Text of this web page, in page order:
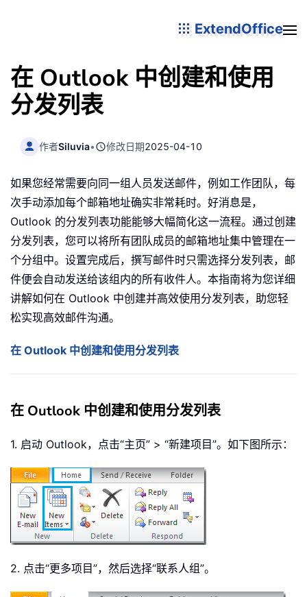
ExtendOffice
在 Outlook 中创建和使用
分发列表
作者Siluvia• 修改日期2025-04-10
如果您经常需要向同一组人员发送邮件，例如工作团队，每
次手动添加每个邮箱地址确实非常耗时。好消息是，
Outlook 的分发列表功能能够大幅简化这一流程。通过创建
分发列表，您可以将所有团队成员的邮箱地址集中管理在一
个分组中。设置完成后，撰写邮件时只需选择分发列表，邮
件便会自动发送给该组内的所有收件人。本指南将为您详细
讲解如何在 Outlook 中创建并高效使用分发列表，助您轻
松实现高效邮件沟通。
在 Outlook 中创建和使用分发列表
在 Outlook 中创建和使用分发列表
1. 启动 Outlook，点击“主页” > “新建项目”。如下图所示：
2. 点击“更多项目”，然后选择“联系人组”。